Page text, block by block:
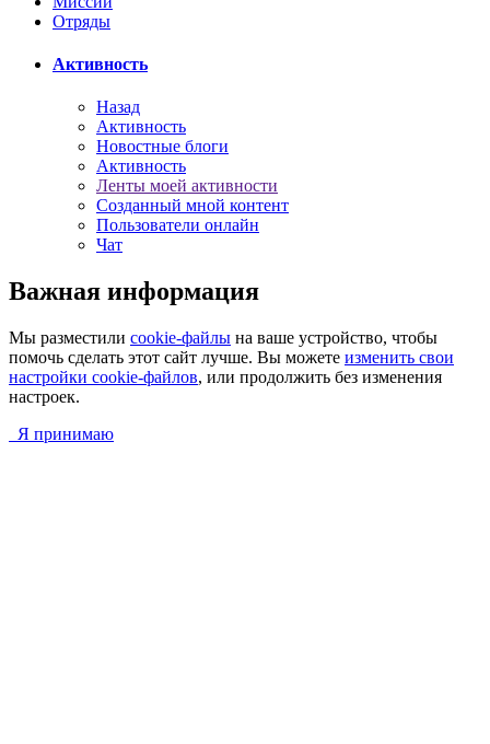
Отряды
Активность
Назад
Активность
Новостные блоги
Активность
Ленты моей активности
Созданный мной контент
Пользователи онлайн
Чат
Важная информация
Мы разместили cookie-файлы на ваше устройство, чтобы
помочь сделать этот сайт лучше. Вы можете изменить свои
настройки cookie-файлов, или продолжить без изменения
настроек.
Я принимаю